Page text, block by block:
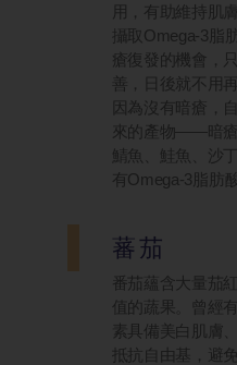
用，有助維持肌
攝取Omega-3脂
瘡復發的機會，
善，日後就不用
因為沒有暗瘡，
來的產物——暗瘡
鯖魚、鮭魚、沙
有Omega-3脂肪酸
蕃茄
番茄蘊含大量茄
值的蔬果。曾經
素具備美白肌膚
抵抗自由基，避